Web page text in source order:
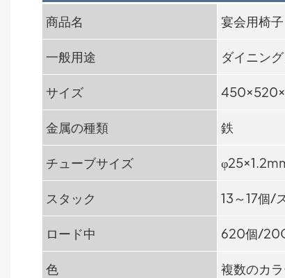
商品名 宴会用椅子
一般用途 ダイニン
サイズ
金属の種類 鉄
チューブサイズ
スタック 13～17個/
ロード中 620個/
色 複数のカ